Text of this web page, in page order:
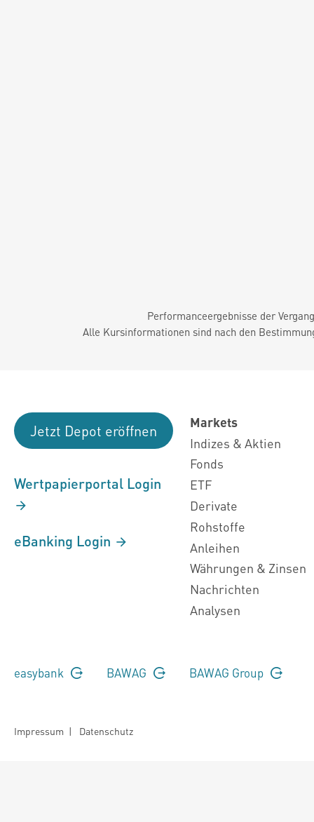
Performanceergebnisse der
Alle Kursinformationen sind nach den
Jetzt Depot eröffnen
Wertpapierportal Login
eBanking Login
Markets
Indizes & Aktien
Fonds
ETF
Derivate
Rohstoffe
Anleihen
Währungen & Zinsen
Nachrichten
Analysen
easybank BAWAG BAWAG Group
Impressum | Datenschutz